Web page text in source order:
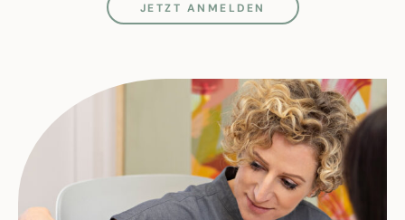
JETZT ANMELDEN